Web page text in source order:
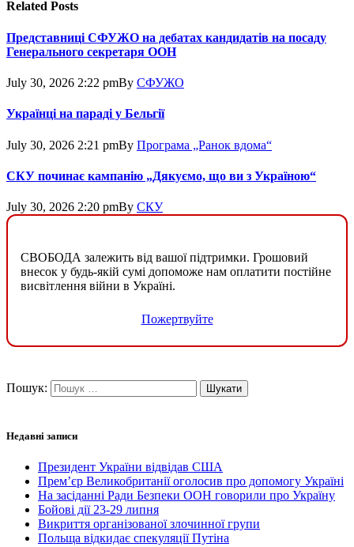
Related Posts
Представниці СФУЖО на дебатах кандидатів на посаду
Генерального секретаря ООН
July 30, 2026 2:22 pmBy СФУЖО
Українці на параді у Бельгії
July 30, 2026 2:21 pmBy Програма „Ранок вдома“
СКУ починає кампанію „Дякуємо, що ви з Україною“
July 30, 2026 2:20 pmBy СКУ
СВОБОДА залежить від вашої підтримки. Грошовий
внесок у будь-якій сумі допоможе нам оплатити постійне
висвітлення війни в Україні.
Пожертвуйте
Пошук:
Недавні записи
Президент України відвідав США
Прем’єр Великобританії оголосив про допомогу Україні
На засіданні Ради Безпеки ООН говорили про Україну
Бойові дії 23-29 липня
Викриття організованої злочинної групи
Польща відкидає спекуляції Путіна